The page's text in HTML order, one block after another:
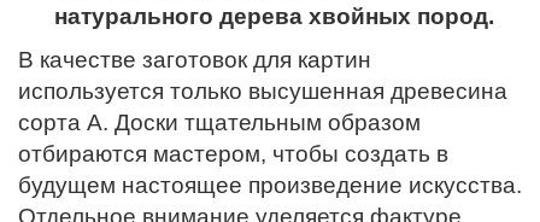
натурального дерева хвойных пород.
В качестве заготовок для картин
используется только высушенная древесина
сорта А. Доски тщательным образом
отбираются мастером, чтобы создать в
будущем настоящее произведение искусства.
Отдельное внимание уделяется фактуре